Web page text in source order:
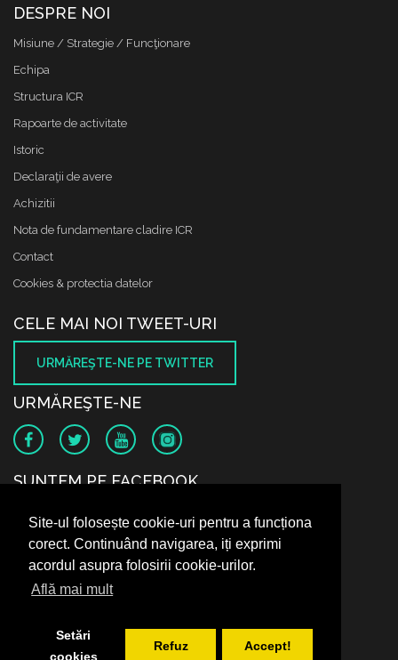
Site-ul folosește cookie-uri pentru a funcționa
corect. Continuând navigarea, iți exprimi
acordul asupra folosirii cookie-urilor.
Află mai mult
Setări
cookies
Refuz Accept!
DESPRE NOI
Misiune / Strategie / Funcţionare
Echipa
Structura ICR
Rapoarte de activitate
Istoric
Declaraţii de avere
Achizitii
Nota de fundamentare cladire ICR
Contact
Cookies & protectia datelor
CELE MAI NOI TWEET-URI
URMĂREŞTE-NE PE TWITTER
URMĂREŞTE-NE
SUNTEM PE FACEBOOK